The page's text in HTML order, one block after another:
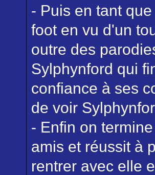
- Puis en tant
foot en vu d'un
outre des
Sylphynford qui
confiance à ses
de voir
- Enfin on
amis et réussit à
rentrer avec elle